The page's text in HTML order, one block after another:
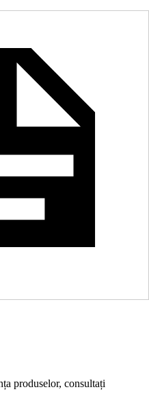
produselor, consultați